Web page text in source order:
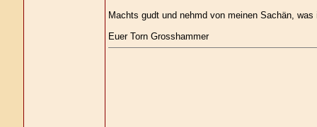
Machts gudt und nehmd von meinen Sachän,
Euer Torn Grosshammer